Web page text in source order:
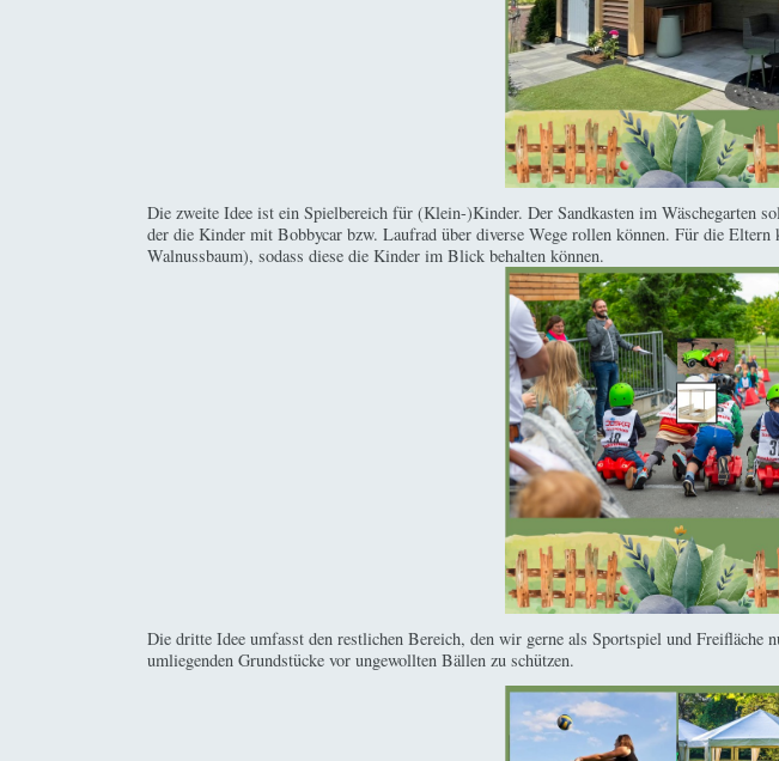
Die zweite Idee ist ein Spielbereich für (Klein-)Kinder. Der Sandkasten im Wäschegarten
der die Kinder mit Bobbycar bzw. Laufrad über diverse Wege rollen können. Für die
Walnussbaum), sodass diese die Kinder im Blick behalten können.
Die dritte Idee umfasst den restlichen Bereich, den wir gerne als Sportspiel und
umliegenden Grundstücke vor ungewollten Bällen zu schützen.